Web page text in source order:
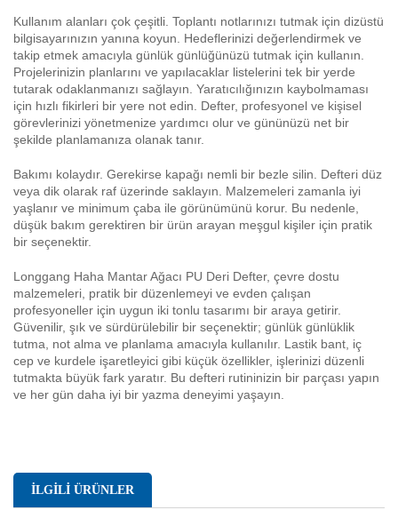
Kullanım alanları çok çeşitli. Toplantı notlarınızı tutmak için dizüstü
bilgisayarınızın yanına koyun. Hedeflerinizi değerlendirmek ve
takip etmek amacıyla günlük günlüğünüzü tutmak için kullanın.
Projelerinizin planlarını ve yapılacaklar listelerini tek bir yerde
tutarak odaklanmanızı sağlayın. Yaratıcılığınızın kaybolmaması
için hızlı fikirleri bir yere not edin. Defter, profesyonel ve kişisel
görevlerinizi yönetmenize yardımcı olur ve gününüzü net bir
şekilde planlamanıza olanak tanır.
Bakımı kolaydır. Gerekirse kapağı nemli bir bezle silin. Defteri düz
veya dik olarak raf üzerinde saklayın. Malzemeleri zamanla iyi
yaşlanır ve minimum çaba ile görünümünü korur. Bu nedenle,
düşük bakım gerektiren bir ürün arayan meşgul kişiler için pratik
bir seçenektir.
Longgang Haha Mantar Ağacı PU Deri Defter, çevre dostu
malzemeleri, pratik bir düzenlemeyi ve evden çalışan
profesyoneller için uygun iki tonlu tasarımı bir araya getirir.
Güvenilir, şık ve sürdürülebilir bir seçenektir; günlük günlüklik
tutma, not alma ve planlama amacıyla kullanılır. Lastik bant, iç
cep ve kurdele işaretleyici gibi küçük özellikler, işlerinizi düzenli
tutmakta büyük fark yaratır. Bu defteri rutininizin bir parçası yapın
ve her gün daha iyi bir yazma deneyimi yaşayın.
İLGİLİ ÜRÜNLER